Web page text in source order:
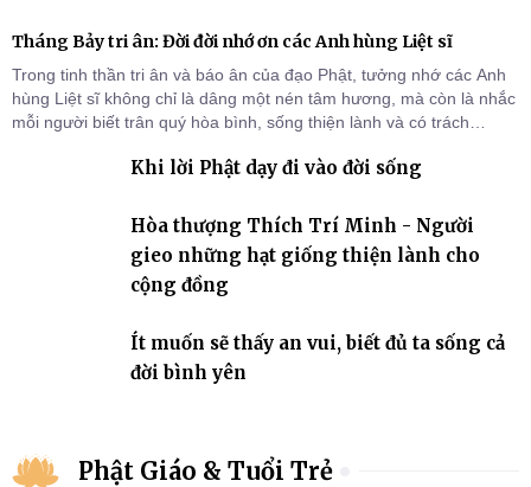
Tháng Bảy tri ân: Đời đời nhớ ơn các Anh hùng Liệt sĩ
Trong tinh thần tri ân và báo ân của đạo Phật, tưởng nhớ các Anh
hùng Liệt sĩ không chỉ là dâng một nén tâm hương, mà còn là nhắc
mỗi người biết trân quý hòa bình, sống thiện lành và có trách
Khi lời Phật dạy đi vào đời sống
Hòa thượng Thích Trí Minh - Người
gieo những hạt giống thiện lành cho
cộng đồng
Ít muốn sẽ thấy an vui, biết đủ ta sống cả
đời bình yên
Phật Giáo & Tuổi Trẻ